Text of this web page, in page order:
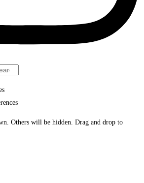
Others will be hidden. Drag and drop to